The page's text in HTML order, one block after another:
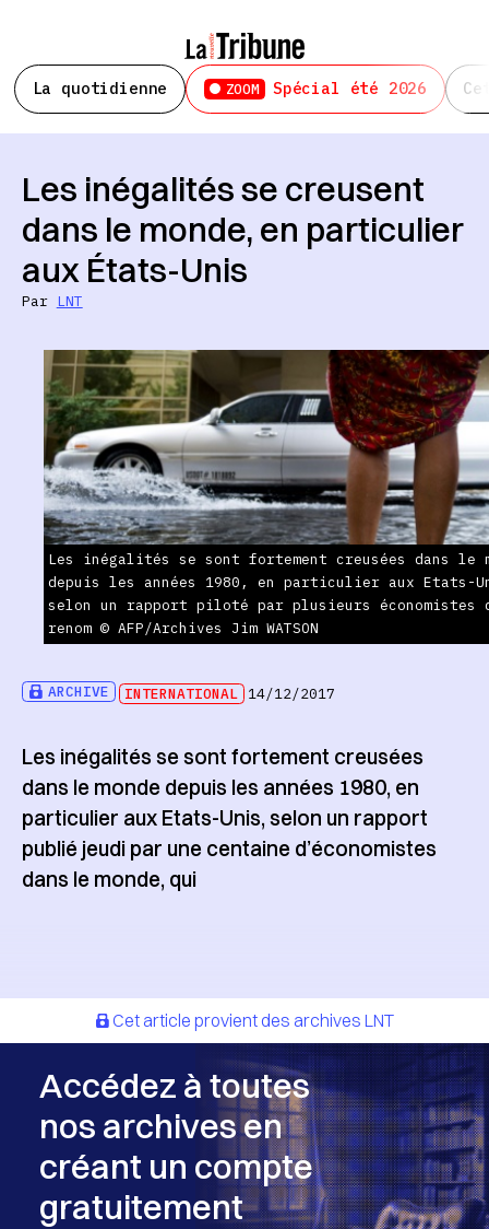
La quotidienne ZOOM Spécial été 2026
ARCHIVE INTERNATIONAL 14/12/2017
Les inégalités se creusent
dans le monde, en particulier
aux États-Unis
Par LNT
Les inégalités se sont fortement creusées dans le
depuis les années 1980, en particulier aux Etats-
selon un rapport piloté par plusieurs économistes
renom © AFP/Archives Jim WATSON
Les inégalités se sont fortement creusées
dans le monde depuis les années 1980, en
particulier aux Etats-Unis, selon un rapport
publié jeudi par une centaine d’économistes
dans le monde, qui
Cet article provient des archives LNT
Accédez à toutes
nos archives en
créant un compte
gratuitement